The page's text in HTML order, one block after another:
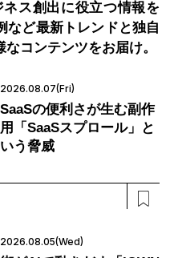
ス創出に役立つ情報を
など最新トレンドと独自
コンテンツをお届け。
2026.08.07(Fri)
SaaSの便利さが生む副作
用「SaaSスプロール」と
いう脅威
2026.08.05(Wed)